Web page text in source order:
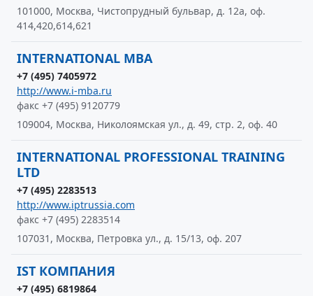
101000, Москва, Чистопрудный бульвар, д. 12а, оф.
414,420,614,621
INTERNATIONAL MBA
+7 (495) 7405972
http://www.i-mba.ru
факс +7 (495) 9120779
109004, Москва, Николоямская ул., д. 49, стр. 2, оф. 40
INTERNATIONAL PROFESSIONAL TRAINING
LTD
+7 (495) 2283513
http://www.iptrussia.com
факс +7 (495) 2283514
107031, Москва, Петровка ул., д. 15/13, оф. 207
IST КОМПАНИЯ
+7 (495) 6819864